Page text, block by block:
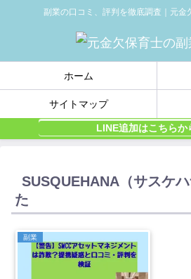
副業の口コミ、評判を徹底調査｜元金
ホーム
サイトマップ
LINE追加はこちら
SUSQUEHANA（サスケ
た
副業